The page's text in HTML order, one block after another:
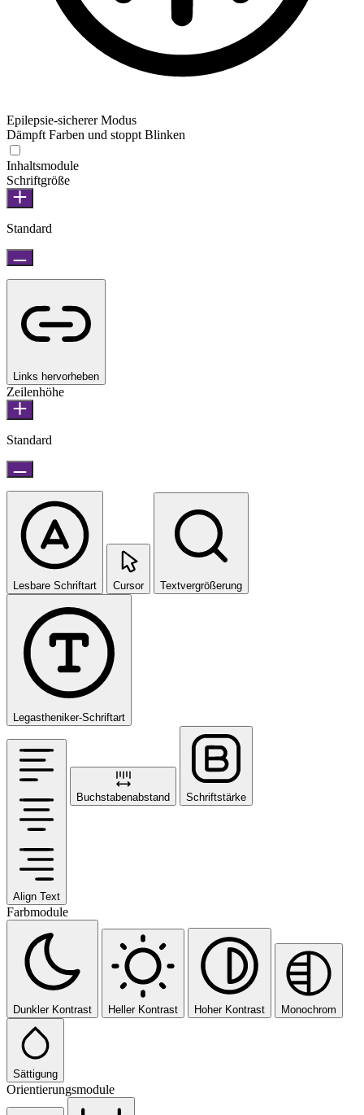
Epilepsie-sicherer Modus
Dämpft Farben und stoppt Blinken
Inhaltsmodule
Schriftgröße
Standard
Links hervorheben
Zeilenhöhe
Standard
Lesbare Schriftart Cursor Textvergrößerung
Legastheniker-Schriftart
Align Text
Buchstabenabstand Schriftstärke
Farbmodule
Dunkler Kontrast Heller Kontrast Hoher Kontrast Monochrom
Sättigung
Orientierungsmodule